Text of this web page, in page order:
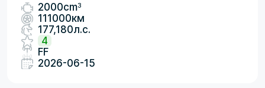
2000cm3
111000км
177,180л.с.
4
FF
2026-06-15